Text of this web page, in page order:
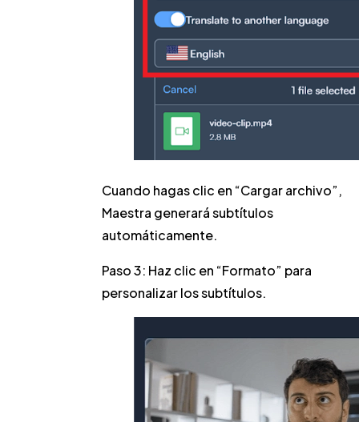
Cuando hagas clic en “Cargar archivo”,
Maestra generará subtítulos
automáticamente.
Paso 3: Haz clic en “Formato” para
personalizar los subtítulos.